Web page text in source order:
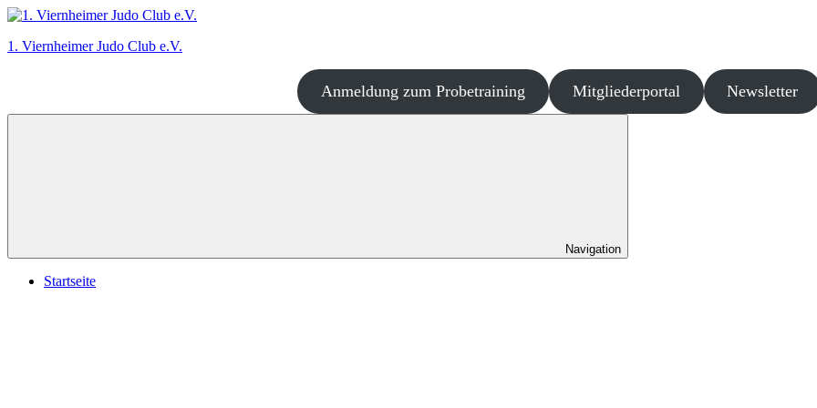
Zum
springen
1. Viernheimer Judo Club e.V.
Anmeldung zum Probetraining Mitgliederportal Newsletter
Navigation
Startseite